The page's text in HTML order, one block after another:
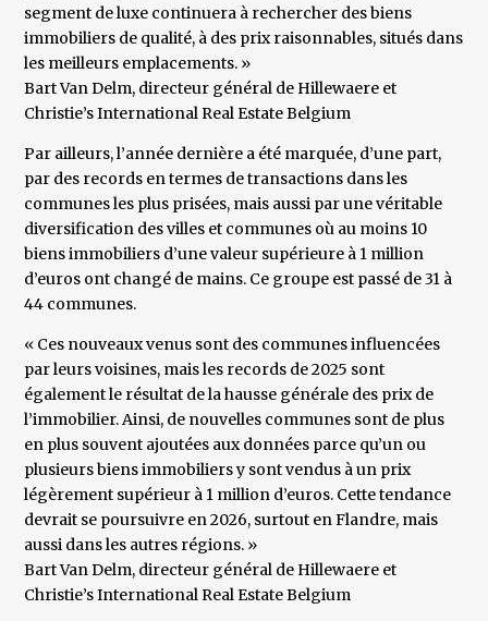
segment de luxe continuera à rechercher des biens
immobiliers de qualité, à des prix raisonnables, situés dans
les meilleurs emplacements. »
​Bart Van Delm, directeur général de Hillewaere et
Christie’s International Real Estate Belgium
Par ailleurs, l’année dernière a été marquée, d’une part,
par des records en termes de transactions dans les
communes les plus prisées, mais aussi par une véritable
diversification des villes et communes où au moins 10
biens immobiliers d’une valeur supérieure à 1 million
d’euros ont changé de mains. Ce groupe est passé de 31 à
44 communes.
« Ces nouveaux venus sont des communes influencées
par leurs voisines, mais les records de 2025 sont
également le résultat de la hausse générale des prix de
l’immobilier. Ainsi, de nouvelles communes sont de plus
en plus souvent ajoutées aux données parce qu’un ou
plusieurs biens immobiliers y sont vendus à un prix
légèrement supérieur à 1 million d’euros. Cette tendance
devrait se poursuivre en 2026, surtout en Flandre, mais
aussi dans les autres régions. »
​Bart Van Delm, directeur général de Hillewaere et
Christie’s International Real Estate Belgium